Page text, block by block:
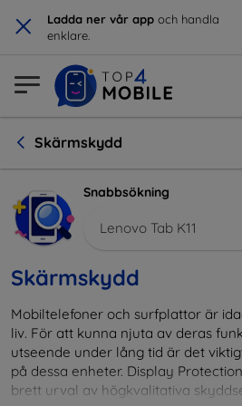
× Ladda ner vår app och handla
enklare.
Skärmskydd
Snabbsökning
Lenovo Tab K11
Skärmskydd
Mobiltelefoner och surfplattor är
liv. För att kunna njuta av deras
utseende under lång tid är det
på dessa enheter. Display
brett urval av högkvalitativa